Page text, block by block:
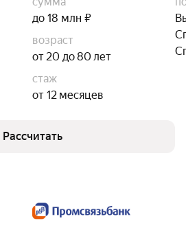
до 18 млн ₽
возраст
от 20 до 80 лет
стаж
от 12 месяцев
Рассчитать